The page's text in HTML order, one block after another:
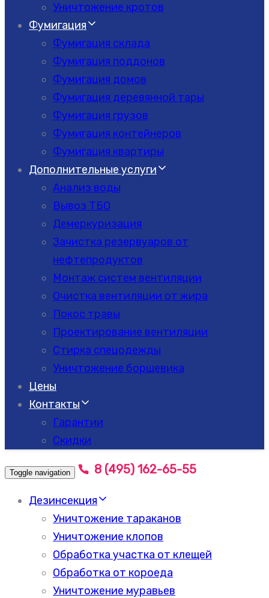
Уничтожение кротов
Фумигация
Фумигация склада
Фумигация поддонов
Фумигация домов
Фумигация деревянной тары
Фумигация грузов
Фумигация контейнеров
Фумигация квартиры
Дополнительные услуги
Анализ воды
Вывоз ТБО
Демеркуризация
Зачистка резервуаров от
нефтепродуктов
Монтаж систем вентиляции
Очистка вентиляции от жира
Покос травы
Проектирование вентиляции
Стирка спецодежды
Уничтожение борщевика
Цены
Контакты
Гарантии
Скидки
Toggle navigation 8 (495) 162-65-55
Дезинсекция
Уничтожение тараканов
Уничтожение клопов
Обработка участка от клещей
Обработка от короеда
Уничтожение муравьев